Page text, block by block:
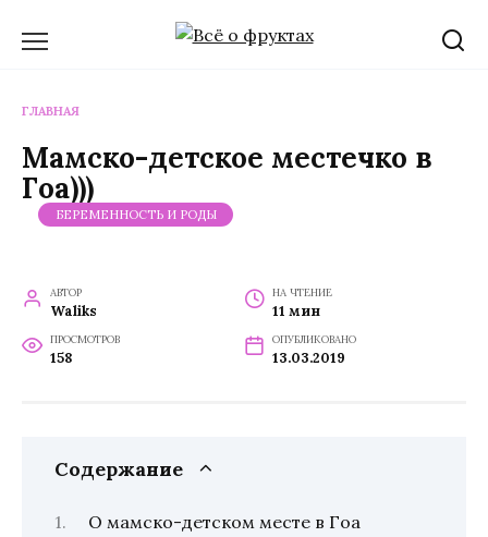
ГЛАВНАЯ
Мамско-детское местечко в
Гоа)))
БЕРЕМЕННОСТЬ И РОДЫ
АВТОР
Waliks
НА ЧТЕНИЕ
11 мин
ПРОСМОТРОВ
158
ОПУБЛИКОВАНО
13.03.2019
Содержание
О мамско-детском месте в Гоа